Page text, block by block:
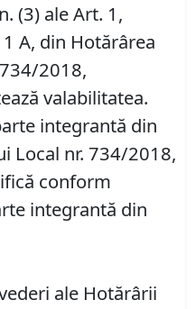
(3) ale Art. 1,
A, din Hotărârea
2018,
valabilitatea.
integrantă din
Local nr. 734/2018,
conform
integrantă din
ale Hotărârii